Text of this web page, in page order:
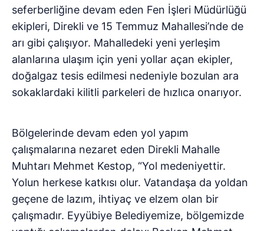
seferberliğine devam eden Fen İşleri Müdürlüğü
ekipleri, Direkli ve 15 Temmuz Mahallesi’nde de
arı gibi çalışıyor. Mahalledeki yeni yerleşim
alanlarına ulaşım için yeni yollar açan ekipler,
doğalgaz tesis edilmesi nedeniyle bozulan ara
sokaklardaki kilitli parkeleri de hızlıca onarıyor.
Bölgelerinde devam eden yol yapım
çalışmalarına nezaret eden Direkli Mahalle
Muhtarı Mehmet Kestop, “Yol medeniyettir.
Yolun herkese katkısı olur. Vatandaşa da yoldan
geçene de lazım, ihtiyaç ve elzem olan bir
çalışmadır. Eyyübiye Belediyemize, bölgemizde